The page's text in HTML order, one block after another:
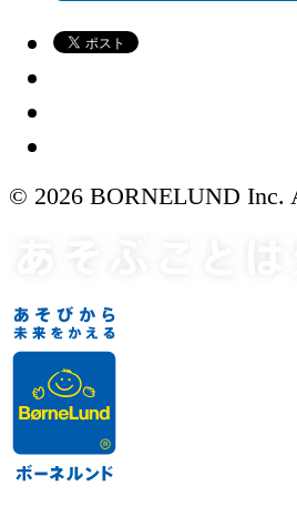
© 2026 BORNELUND Inc.